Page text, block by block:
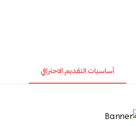
أساسيات التقديم الاحترافي